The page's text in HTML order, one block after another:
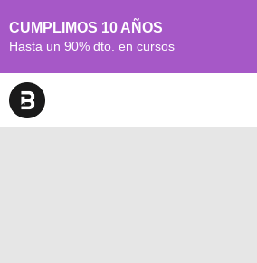
CUMPLIMOS 10 AÑOS
Hasta un 90% dto. en cursos